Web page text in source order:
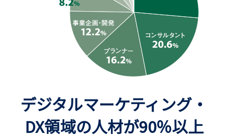
デジタルマーケティング・
DX領域の人材が90％以上